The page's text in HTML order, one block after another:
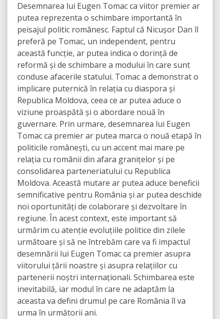
Desemnarea lui Eugen Tomac ca viitor premier ar
putea reprezenta o schimbare importantă în
peisajul politic românesc. Faptul că Nicușor Dan îl
preferă pe Tomac, un independent, pentru
această funcție, ar putea indica o dorință de
reformă și de schimbare a modului în care sunt
conduse afacerile statului. Tomac a demonstrat o
implicare puternică în relația cu diaspora și
Republica Moldova, ceea ce ar putea aduce o
viziune proaspătă și o abordare nouă în
guvernare. Prin urmare, desemnarea lui Eugen
Tomac ca premier ar putea marca o nouă etapă în
politicile românești, cu un accent mai mare pe
relația cu românii din afara granițelor și pe
consolidarea parteneriatului cu Republica
Moldova. Această mutare ar putea aduce beneficii
semnificative pentru România și ar putea deschide
noi oportunități de colaborare și dezvoltare în
regiune. În acest context, este important să
urmărim cu atenție evoluțiile politice din zilele
următoare și să ne întrebăm care va fi impactul
desemnării lui Eugen Tomac ca premier asupra
viitorului țării noastre și asupra relațiilor cu
partenerii noștri internaționali. Schimbarea este
inevitabilă, iar modul în care ne adaptăm la
aceasta va defini drumul pe care România îl va
urma în următorii ani.